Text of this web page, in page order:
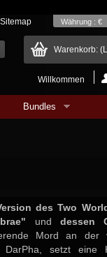
Währung : €
Sitemap
Warenkorb:
Willkommen
Bundles
des Two
und dessen
Mord an der
DarPha, setzt eine